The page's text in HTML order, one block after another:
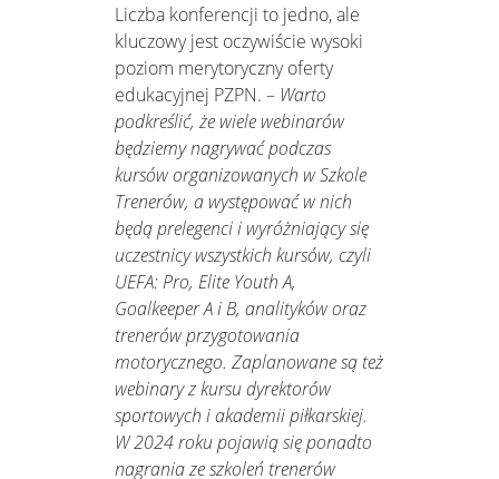
Liczba konferencji to jedno, ale
kluczowy jest oczywiście wysoki
poziom merytoryczny oferty
edukacyjnej PZPN. – Warto
podkreślić, że wiele webinarów
będziemy nagrywać podczas
kursów organizowanych w Szkole
Trenerów, a występować w nich
będą prelegenci i wyróżniający się
uczestnicy wszystkich kursów, czyli
UEFA: Pro, Elite Youth A,
Goalkeeper A i B, analityków oraz
trenerów przygotowania
motorycznego. Zaplanowane są też
webinary z kursu dyrektorów
sportowych i akademii piłkarskiej.
W 2024 roku pojawią się ponadto
nagrania ze szkoleń trenerów